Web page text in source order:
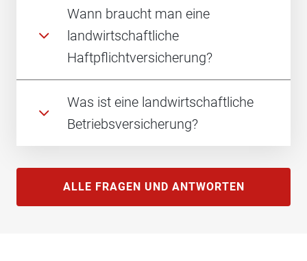
Wann braucht man eine
landwirtschaftliche
Haftpflichtversicherung?
Was ist eine landwirtschaftliche
Betriebsversicherung?
ALLE FRAGEN UND ANTWORTEN